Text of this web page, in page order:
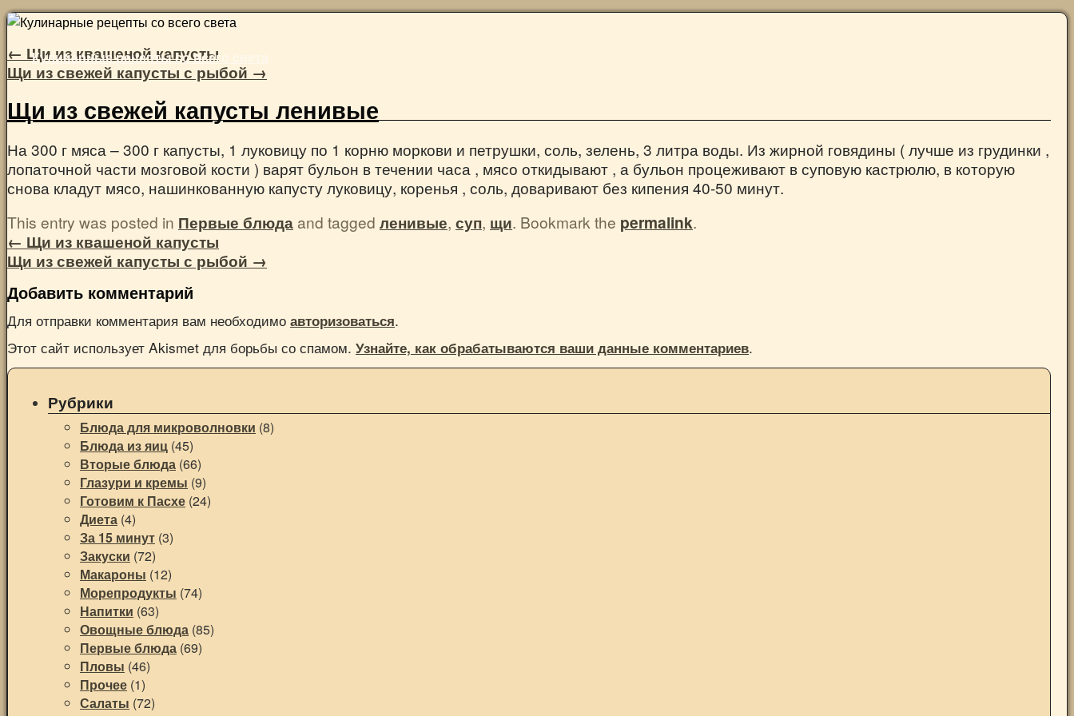
Кулинарные рецепты со всего света
Skip
content
← Щи из квашеной капусты
Щи из свежей капусты с рыбой →
Щи из свежей капусты ленивые
На 300 г мяса – 300 г капусты, 1 луковицу по 1 корню моркови и петрушки, соль, зелень, 3 литра воды. Из жирной говядины ( лучше из грудинки ,
лопаточной части мозговой кости ) варят бульон в течении часа , мясо откидывают , а бульон процеживают в суповую кастрюлю, в которую
снова кладут мясо, нашинкованную капусту луковицу, коренья , соль, доваривают без кипения 40-50 минут.
This entry was posted in Первые блюда and tagged ленивые, суп, щи. Bookmark the permalink.
← Щи из квашеной капусты
Щи из свежей капусты с рыбой →
Добавить комментарий
Для отправки комментария вам необходимо авторизоваться.
Этот сайт использует Akismet для борьбы со спамом. Узнайте, как обрабатываются ваши данные комментариев.
Рубрики
Блюда для микроволновки (8)
Блюда из яиц (45)
Вторые блюда (66)
Глазури и кремы (9)
Готовим к Пасхе (24)
Диета (4)
За 15 минут (3)
Закуски (72)
Макароны (12)
Морепродукты (74)
Напитки (63)
Овощные блюда (85)
Первые блюда (69)
Пловы (46)
Прочее (1)
Салаты (72)